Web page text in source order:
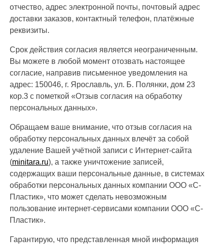
отчество, адрес электронной почты, почтовый адрес
доставки заказов, контактный телефон, платёжные
реквизиты.
Срок действия согласия является неограниченным.
Вы можете в любой момент отозвать настоящее
согласие, направив письменное уведомления на
адрес: 150046, г. Ярославль, ул. Б. Полянки, дом 23
кор.3 с пометкой «Отзыв согласия на обработку
персональных данных».
Обращаем ваше внимание, что отзыв согласия на
обработку персональных данных влечёт за собой
удаление Вашей учётной записи с Интернет-сайта
(minitara.ru), а также уничтожение записей,
содержащих ваши персональные данные, в системах
обработки персональных данных компании ООО «С-
Пластик», что может сделать невозможным
пользование интернет-сервисами компании ООО «С-
Пластик».
Гарантирую, что представленная мной информация